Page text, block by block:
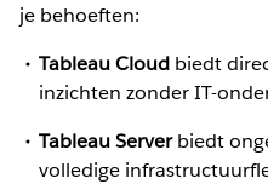
je behoeften:
Tableau Cloud biedt
inzichten zonder IT-
Tableau Serverbiedt
volledige